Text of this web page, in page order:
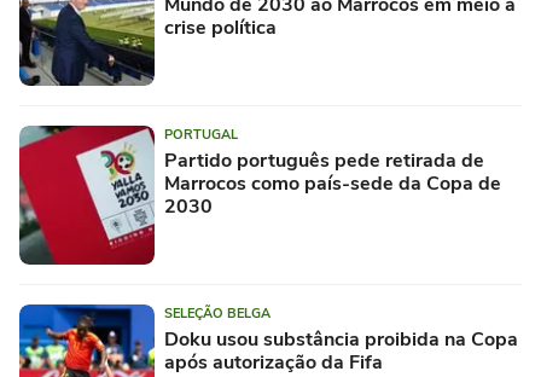
crise política
PORTUGAL
Partido português pede retirada de
Marrocos como país-sede da Copa de
2030
SELEÇÃO BELGA
Doku usou substância proibida na Copa
após autorização da Fifa